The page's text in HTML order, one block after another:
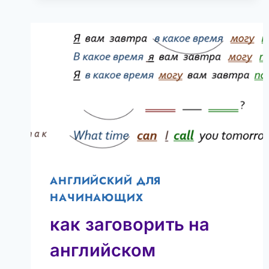
АНГЛИЙСКИЙ ДЛЯ
НАЧИНАЮЩИХ
как заговорить на
английском